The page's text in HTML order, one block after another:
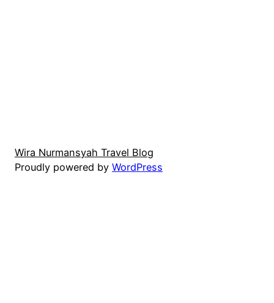
Wira Nurmansyah Travel Blog
Proudly powered by WordPress